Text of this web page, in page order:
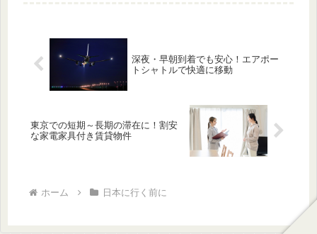
深夜・早朝到着でも安心！エアポー
トシャトルで快適に移動
東京での短期～長期の滞在に！割安
な家電家具付き賃貸物件
ホーム 日本に行く前に